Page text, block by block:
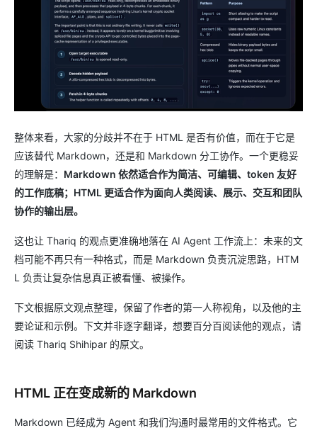
整体来看，大家的分歧并不在于 HTML 是否有价值，而在于它是
应该替代 Markdown，还是和 Markdown 分工协作。一个更稳妥
的理解是： Markdown 依然适合作为简洁、可编辑、token 友好
的工作底稿；HTML 更适合作为面向人类阅读、展示、交互和团队
协作的输出层。
这也让 Thariq 的观点更准确地落在 AI Agent 工作流上：未来的文
档可能不再只有一种格式，而是 Markdown 负责沉淀思路，HTM
L 负责让复杂信息真正被看懂、被操作。
下文根据原文观点整理，保留了作者的第一人称视角，以及他的主
要论证和示例。下文并非逐字翻译，想要百分百阅读他的观点，请
阅读 Thariq Shihipar 的原文。
HTML 正在变成新的 Markdown
Markdown 已经成为 Agent 和我们沟通时最常用的文件格式。它